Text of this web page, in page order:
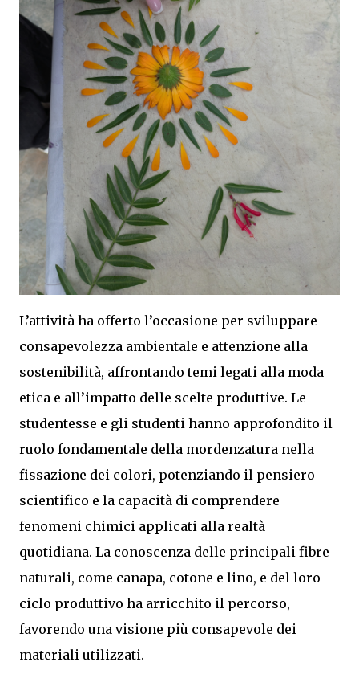
L’attività ha offerto l’occasione per sviluppare
consapevolezza ambientale e attenzione alla
sostenibilità, affrontando temi legati alla moda
etica e all’impatto delle scelte produttive. Le
studentesse e gli studenti hanno approfondito il
ruolo fondamentale della mordenzatura nella
fissazione dei colori, potenziando il pensiero
scientifico e la capacità di comprendere
fenomeni chimici applicati alla realtà
quotidiana. La conoscenza delle principali fibre
naturali, come canapa, cotone e lino, e del loro
ciclo produttivo ha arricchito il percorso,
favorendo una visione più consapevole dei
materiali utilizzati.